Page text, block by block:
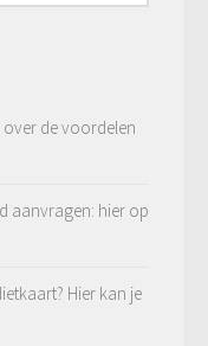
over de voordelen
aanvragen: hier op
Hier kan je